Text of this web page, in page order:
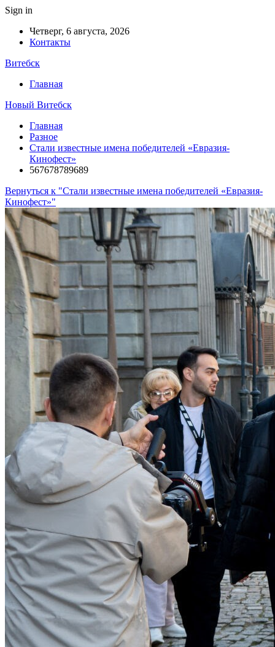
Sign in
Четверг, 6 августа, 2026
Контакты
Витебск
Главная
Новый Витебск
Главная
Разное
Стали известные имена победителей «Евразия-
Кинофест»
567678789689
Вернуться к "Стали известные имена победителей «Евразия-
Кинофест»"